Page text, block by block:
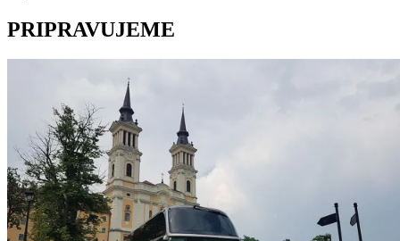
PRIPRAVUJEME